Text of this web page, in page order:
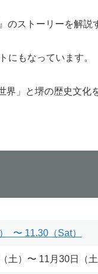
ストーリーを解説
にもなっています。
界」と堺の歴史文
〜 11.30（Sat）
土）〜 11月30日（土